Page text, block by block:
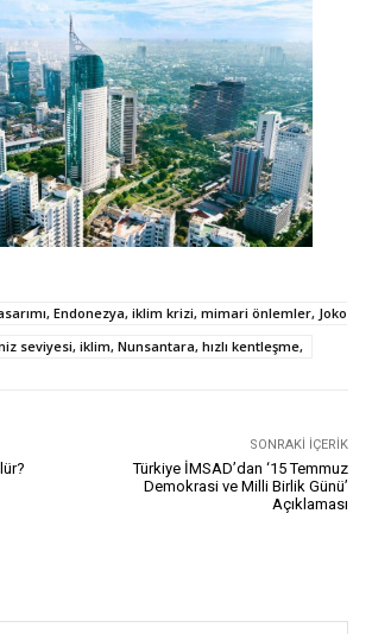
Endonezya, iklim krizi, mimari önlemler, Joko
seviyesi, iklim, Nunsantara, hızlı kentleşme,
SONRAKI İÇERIK
Türkiye İMSAD’dan ‘15 Temmuz
Demokrasi ve Milli Birlik Günü’
Açıklaması